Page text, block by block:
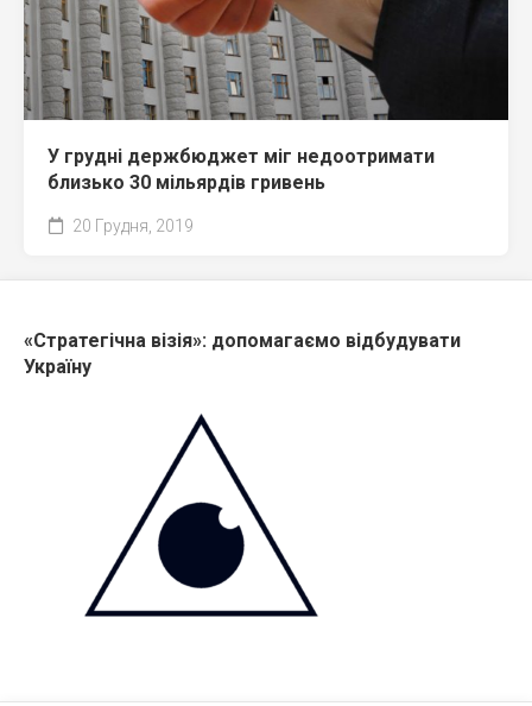
У грудні держбюджет міг недоотримати
близько 30 мільярдів гривень
20 Грудня, 2019
«Стратегічна візія»: допомагаємо відбудувати
Україну